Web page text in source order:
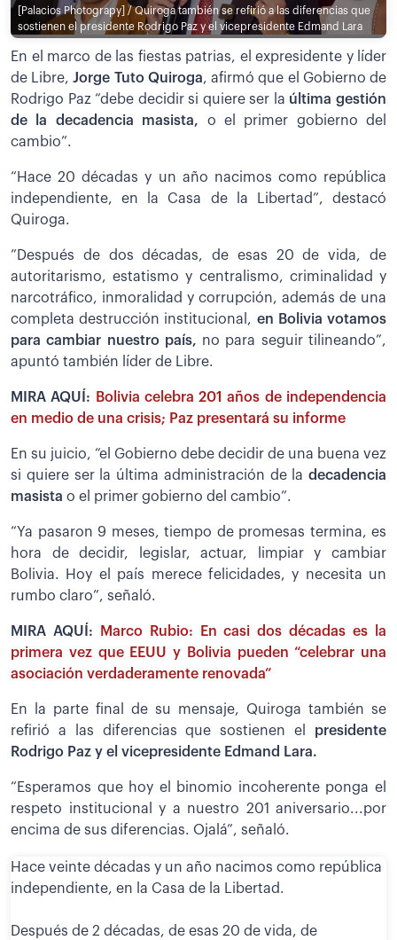
[Palacios Photograpy] / Quiroga también se refirió a las diferencias que
sostienen el presidente Rodrigo Paz y el vicepresidente Edmand Lara
En el marco de las fiestas patrias, el expresidente y líder
de Libre,Jorge Tuto Quiroga, afirmó que el Gobierno de
Rodrigo Paz “debe decidir si quiere ser la última gestión
de la decadencia masista, o el primer gobierno del
cambio”.
“Hace 20 décadas y un año nacimos como república
independiente, en la Casa de la Libertad”, destacó
Quiroga.
”Después de dos décadas, de esas 20 de vida, de
autoritarismo, estatismo y centralismo, criminalidad y
narcotráfico, inmoralidad y corrupción, además de una
completa destrucción institucional, en Bolivia votamos
para cambiar nuestro país, no para seguir tilineando”,
apuntó también líder de Libre.
MIRA AQUÍ:
Bolivia celebra 201 años de independencia
en medio de una crisis; Paz presentará su informe
En su juicio, “el Gobierno debe decidir de una buena vez
si quiere ser la última administración de la decadencia
masista o el primer gobierno del cambio”.
“Ya pasaron 9 meses, tiempo de promesas termina, es
hora de decidir, legislar, actuar, limpiar y cambiar
Bolivia. Hoy el país merece felicidades, y necesita un
rumbo claro”, señaló.
MIRA AQUÍ:
Marco Rubio: En casi dos décadas es la
primera vez que EEUU y Bolivia pueden “celebrar una
asociación verdaderamente renovada”
En la parte final de su mensaje, Quiroga también se
refirió a las diferencias que sostienen el
presidente
Rodrigo Paz y el vicepresidente Edmand Lara.
“Esperamos que hoy el binomio incoherente ponga el
respeto institucional y a nuestro 201 aniversario...por
encima de sus diferencias. Ojalá”, señaló.
Hace veinte décadas y un año nacimos como república
independiente, en la Casa de la Libertad.
Después de 2 décadas, de esas 20 de vida, de